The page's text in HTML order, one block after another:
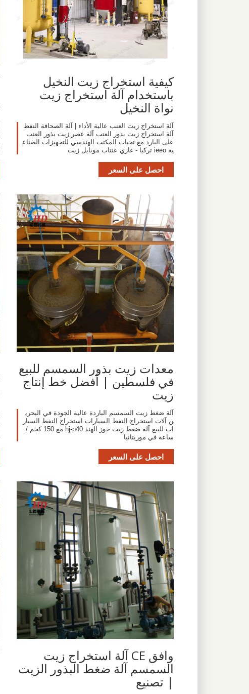
كيفية استخراج زيت النخيل
باستخدام آلة استخراج زيت
نواة النخيل
آلة استخراج زيت العنب عالية الأداء | آلة الصحافة النفط
آلة استخراج زيت بذور العنب آلة عصر زيت بذور العنب
على البارد مع تحيات المكتب الهندسي للتجهيزات الصناع
ية ieeo تركيا - غازي عنتاب موبايل زيت
احصل على السعر
معدات زيت بذور السمسم للبيع
في فلسطين | أفضل خط إنتاج
زيت
آلة ضغط زيت السمسم الباردة عالية الجودة في البحري
ن آلات استخراج النفط السيارات استخراج النفط السيار
ات للبيع آلة ضغط زيت جوز الهند hj-p40 مع 150 كجم /
ساعة في موريتانيا
احصل على السعر
وافق CE آلة استخراج زيت
السمسم آلة ضغط البذور الزيت
| تصنيع